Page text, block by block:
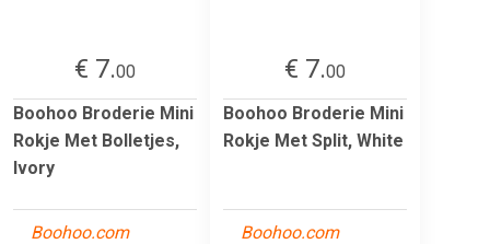
€ 7.00
Boohoo Broderie Mini
Rokje Met Bolletjes,
Ivory
Boohoo.com
€ 7.00
Boohoo Broderie Mini
Rokje Met Split, White
Boohoo.com